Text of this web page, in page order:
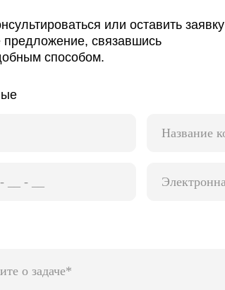
или оставить заявку
предложение, связавшись
способом.